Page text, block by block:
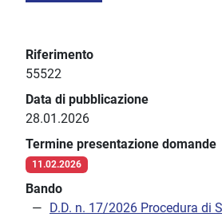
Riferimento
55522
Data di pubblicazione
28.01.2026
Termine presentazione domande
11.02.2026
Bando
D.D. n. 17/2026 Procedura di